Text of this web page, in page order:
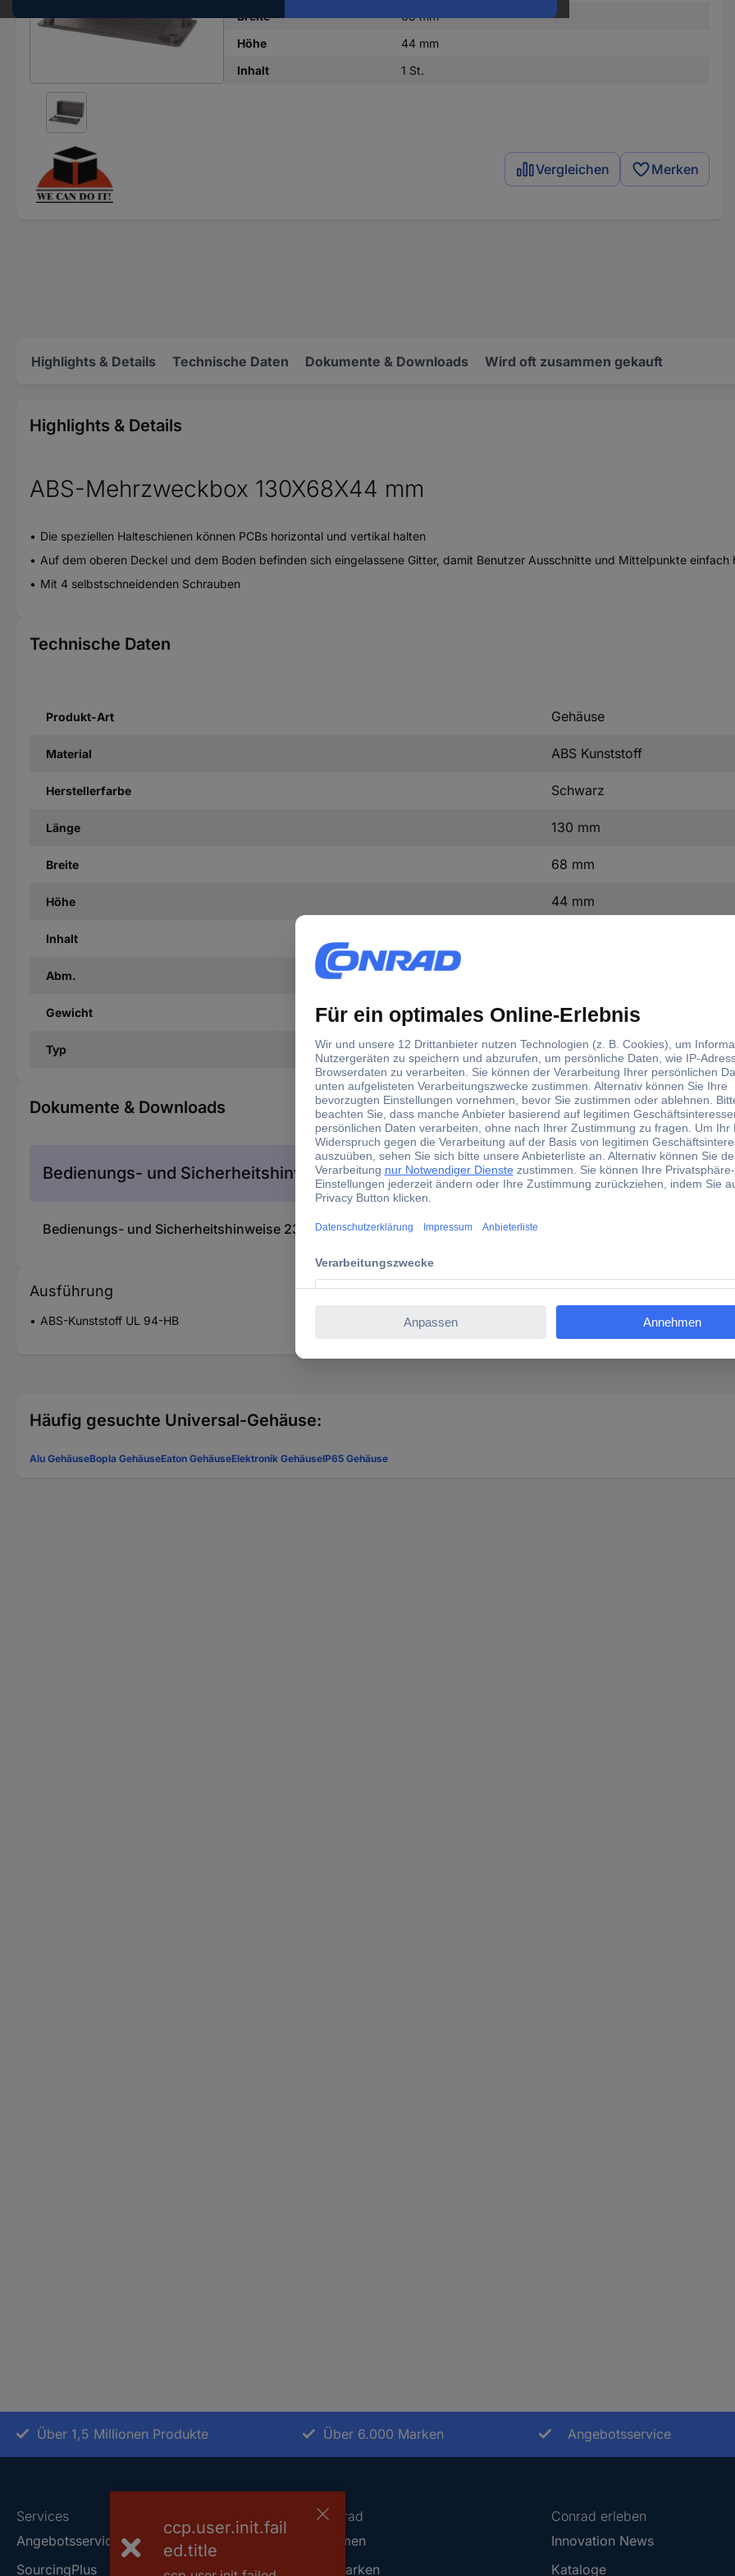
Breite
68 mm
Höhe
44 mm
Inhalt
1 St.
Vergleichen Merken
Highlights & Details Technische Daten Dokumente & Downloads Wird oft zusammen gekauft
Highlights & Details
ABS-Mehrzweckbox 130X68X44 mm
Die speziellen Halteschienen können PCBs horizontal und vertikal halten
Auf dem oberen Deckel und dem Boden befinden sich eingelassene Gitter, damit Benutzer Ausschnitte und Mittelpunkte einfach
Mit 4 selbstschneidenden Schrauben
Technische Daten
Produkt-Art Gehäuse
Material ABS Kunststoff
Herstellerfarbe Schwarz
Länge 130 mm
Breite 68 mm
Höhe 44 mm
Inhalt
Abm.
Gewicht 88 g
Typ G1022B
Dokumente & Downloads
Bedienungs- und Sicherheitshinweise
Bedienungs- und Sicherheitshinweise 2315727 Gainta G1022B Gehäuse 130 x 68 x 44 ABS Kunststoff
Ausführung
ABS-Kunststoff UL 94-HB
Häufig gesuchte Universal-Gehäuse:
Alu GehäuseBopla GehäuseEaton GehäuseElektronik GehäuseIP65 Gehäuse
Über 1,5 Millionen Produkte Über 6.000 Marken Angebotsservice
Services
Angebotsservice
SourcingPlus
Über Conrad
Unternehmen
Conrad Marken
Conrad erleben
Innovation News
Kataloge
ccp.user.init.fail
ed.title